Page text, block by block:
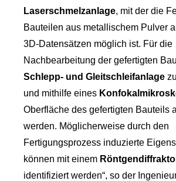
Laserschmelzanlage, mit der die
Bauteilen aus metallischem Pulver
3D-Datensätzen möglich ist. Für die
Nachbearbeitung der gefertigten
Schlepp- und Gleitschleifanlage
und mithilfe eines
Oberfläche des gefertigten Bauteils
werden. Möglicherweise durch den
Fertigungsprozess induzierte
können mit einem
identifiziert werden“, so der